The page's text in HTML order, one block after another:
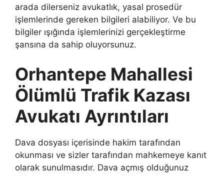
arada dilerseniz avukatlık, yasal prosedür
işlemlerinde gereken bilgileri alabiliyor. Ve bu
bilgiler ışığında işlemlerinizi gerçekleştirme
şansına da sahip oluyorsunuz.
Orhantepe Mahallesi
Ölümlü Trafik Kazası
Avukatı Ayrıntıları
Dava dosyası içerisinde hakim tarafından
okunması ve sizler tarafından mahkemeye kanıt
olarak sunulmasıdır. Dava açmış olduğunuz